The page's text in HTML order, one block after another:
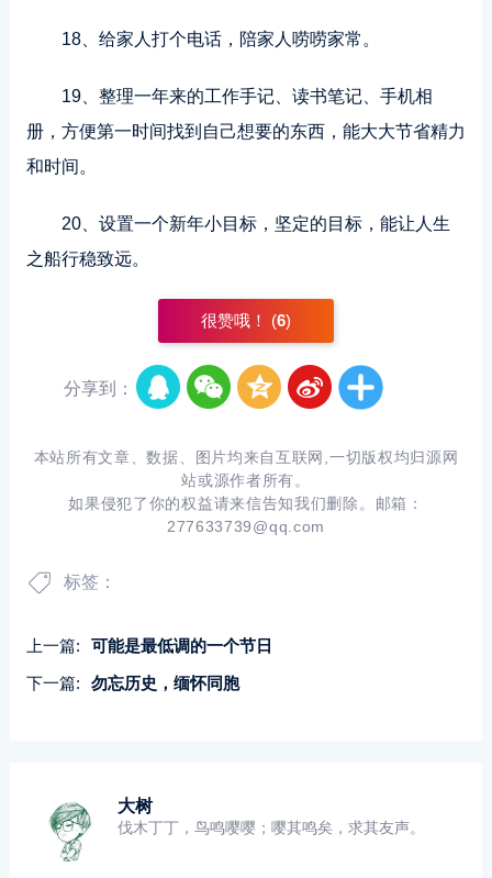
18、给家人打个电话，陪家人唠唠家常。
19、整理一年来的工作手记、读书笔记、手机相
册，方便第一时间找到自己想要的东西，能大大节省精力
和时间。
20、设置一个新年小目标，坚定的目标，能让人生
之船行稳致远。
很赞哦！ (6)
分享到：
本站所有文章、数据、图片均来自互联网,一切版权均归源网
站或源作者所有。
如果侵犯了你的权益请来信告知我们删除。邮箱：
277633739@qq.com
标签：
上一篇:
可能是最低调的一个节日
下一篇:
勿忘历史，缅怀同胞
大树
伐木丁丁，鸟鸣嘤嘤；嘤其鸣矣，求其友声。